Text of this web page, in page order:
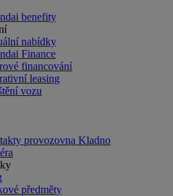
benefity
nabídky
Finance
financování
leasing
vozu
provozovna Kladno
předměty